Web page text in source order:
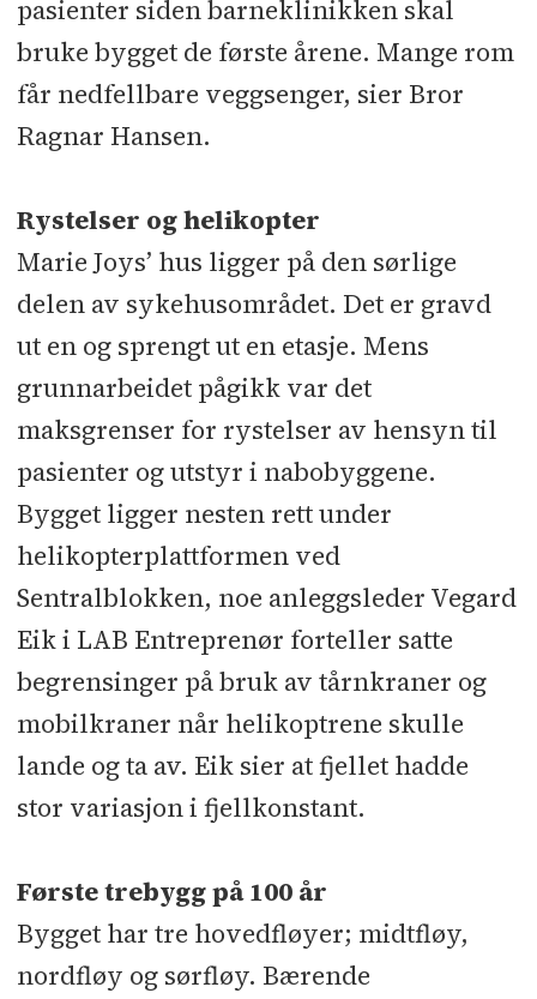
pasienter siden barneklinikken skal
bruke bygget de første årene. Mange rom
får nedfellbare veggsenger, sier Bror
Ragnar Hansen.
Rystelser og helikopter
Marie Joys’ hus ligger på den sørlige
delen av sykehusområdet. Det er gravd
ut en og sprengt ut en etasje. Mens
grunnarbeidet pågikk var det
maksgrenser for rystelser av hensyn til
pasienter og utstyr i nabobyggene.
Bygget ligger nesten rett under
helikopterplattformen ved
Sentralblokken, noe anleggsleder Vegard
Eik i LAB Entreprenør forteller satte
begrensinger på bruk av tårnkraner og
mobilkraner når helikoptrene skulle
lande og ta av. Eik sier at fjellet hadde
stor variasjon i fjellkonstant.
Første trebygg på 100 år
Bygget har tre hovedfløyer; midtfløy,
nordfløy og sørfløy. Bærende